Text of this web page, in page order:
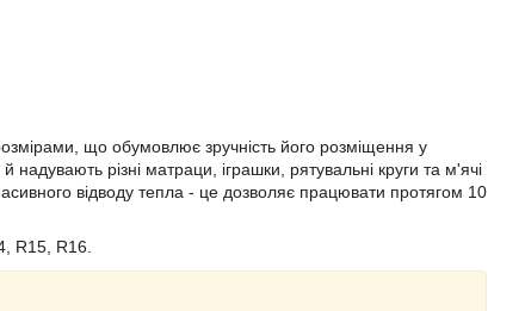
що обумовлює зручність його розміщення у
різні матраци, іграшки, рятувальні круги та м'ячі
відводу тепла - це дозволяє працювати протягом 10
R15, R16.